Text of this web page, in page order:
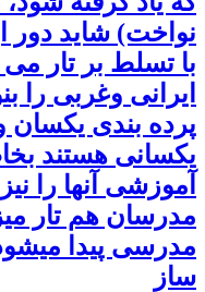
نواخت) شاید دور
با تسلط بر تار
ایرانی وغربی را
پرده بندی
یکسانی هستند
آموزشی آنها را
مدرسان هم تار
مدرسی پیدا
ساز